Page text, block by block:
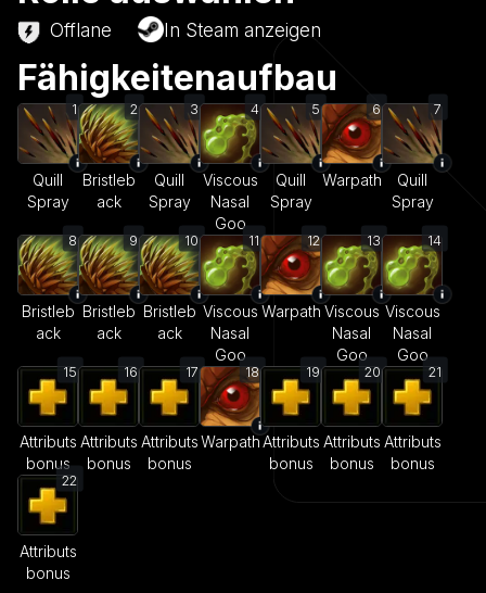
Offlane In Steam anzeigen
Fähigkeitenaufbau
1
Quill
Spray
2
Bristleb
ack
3
Quill
Spray
4
Viscous
Nasal
Goo
5
Quill
Spray
6
Warpath
7
Quill
Spray
8
Bristleb
ack
9
Bristleb
ack
10
Bristleb
ack
11
Viscous
Nasal
Goo
12
Warpath
13
Viscous
Nasal
Goo
14
Viscous
Nasal
Goo
15
Attributs
bonus
16
Attributs
bonus
17
Attributs
bonus
18
Warpath
19
Attributs
bonus
20
Attributs
bonus
21
Attributs
bonus
22
Attributs
bonus